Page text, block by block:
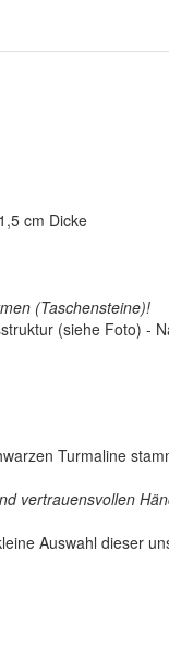
cm Dicke
(Taschensteine)!
(siehe Foto) -
Turmaline
vertrauensvollen
Auswahl dieser